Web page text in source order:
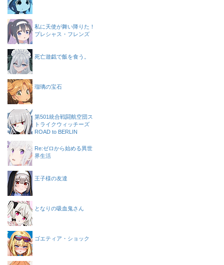
私に天使が舞い降りた！
プレシャス・フレンズ
死亡遊戯で飯を食う。
瑠璃の宝石
第501統合戦闘航空団ス
トライクウィッチーズ
ROAD to BERLIN
Re:ゼロから始める異世
界生活
王子様の友達
となりの吸血鬼さん
ゴエティア・ショック